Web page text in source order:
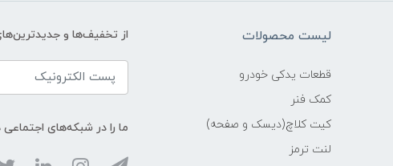
لیست محصولات
قطعات یدکی خودرو
کمک فنر
کیت کلاچ(دیسک و صفحه)
لنت ترمز
از تخفیف‌ها و
ما را در شبکه‌های اجتماعی